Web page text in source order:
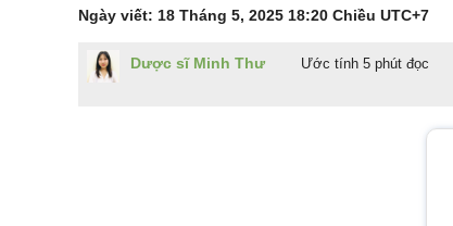
Ngày viết: 18 Tháng 5, 2025 18:20 Chiều UTC+7
Dược sĩ Minh Thư Ước tính 5 phút đọc